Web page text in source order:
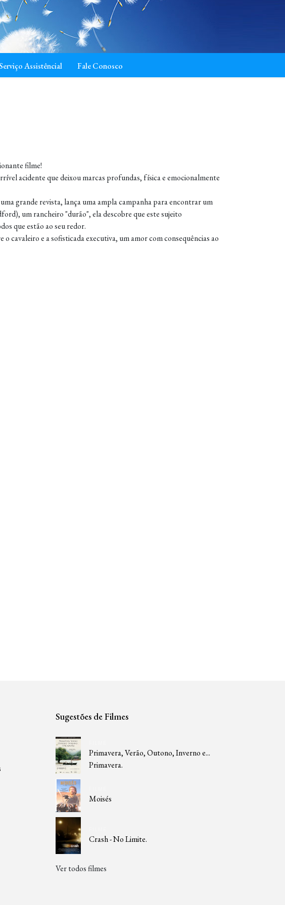
Assistêncial Fale Conosco
filme!
acidente que deixou marcas profundas, física e emocionalmente
grande revista, lança uma ampla campanha para encontrar um
um rancheiro "durão", ela descobre que este sujeito
que estão ao seu redor.
cavaleiro e a sofisticada executiva, um amor com consequências ao
Sugestões de Filmes
Primavera, Verão, Outono, Inverno e...
Primavera.
Moisés
Crash - No Limite.
Ver todos filmes